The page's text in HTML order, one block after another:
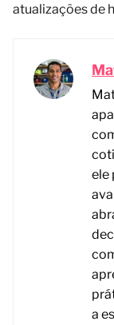
atualizações de
ele
a